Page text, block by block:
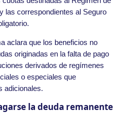
las correspondientes al Seguro
aclara que los beneficios no
originadas en la falta de pago
derivados de regímenes
o especiales que
adicionales.
la deuda remanente